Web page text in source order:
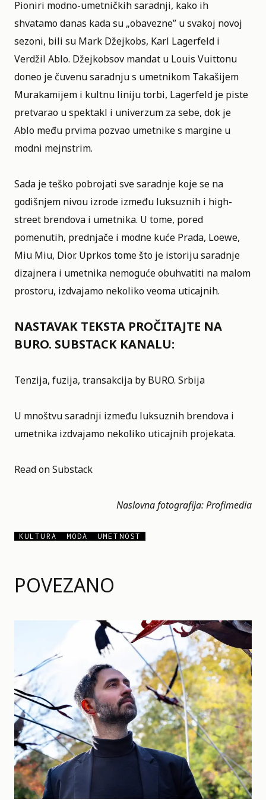
POVEZANO
Pioniri modno-umetničkih saradnji, kako ih
shvatamo danas kada su „obavezne” u svakoj novoj
sezoni, bili su Mark Džejkobs, Karl Lagerfeld i
Verdžil Ablo. Džejkobsov mandat u Louis Vuittonu
doneo je čuvenu saradnju s umetnikom Takašijem
Murakamijem i kultnu liniju torbi, Lagerfeld je piste
pretvarao u spektakl i univerzum za sebe, dok je
Ablo među prvima pozvao umetnike s margine u
modni mejnstrim.
Sada je teško pobrojati sve saradnje koje se na
godišnjem nivou izrode između luksuznih i high-
street brendova i umetnika. U tome, pored
pomenutih, prednjače i modne kuće Prada, Loewe,
Miu Miu, Dior. Uprkos tome što je istoriju saradnje
dizajnera i umetnika nemoguće obuhvatiti na malom
prostoru, izdvajamo nekoliko veoma uticajnih.
NASTAVAK TEKSTA PROČITAJTE NA
BURO. SUBSTACK KANALU:
Tenzija, fuzija, transakcija by BURO. Srbija
U mnoštvu saradnji između luksuznih brendova i
umetnika izdvajamo nekoliko uticajnih projekata.
Read on Substack
Naslovna fotografija: Profimedia
KULTURA MODA UMETNOST